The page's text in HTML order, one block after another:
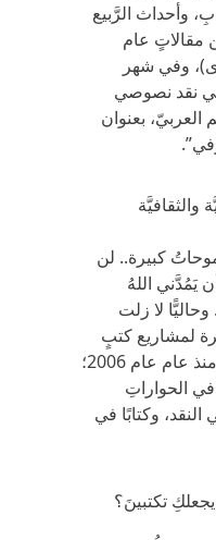
وأحداث الرَّبيع
مقالاتٍ عام
وفي شهر
في نقد نصوصي
العربيّ، بعنوان
كبيرة.. لن
اللهُ
لا زلت
لمشاريع كتبٍ
أُعِدُّها للطباعة، بدأت أعِدُّها منذ عام عام 2006؛
في الحواراتِ
النقد، وكتابًا في
تكتبينَ؟